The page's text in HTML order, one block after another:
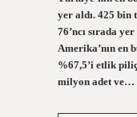
yer aldı. 425 bin
76’ncı sırada
Amerika’nın en
%67,5’i etlik
milyon adet ve…